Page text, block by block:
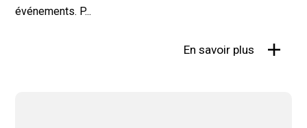
événements. P...
En savoir plus